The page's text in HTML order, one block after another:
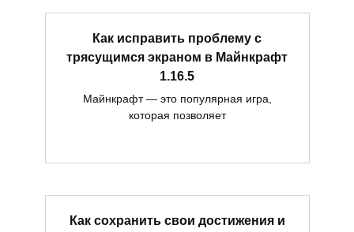
Как исправить проблему с
трясущимся экраном в Майнкрафт
1.16.5
Майнкрафт — это популярная игра,
которая позволяет
Как сохранить свои достижения и